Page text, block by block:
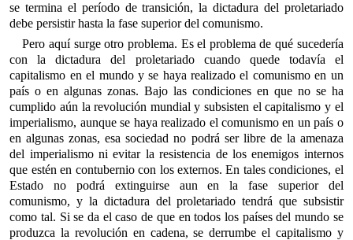
se termina el período de transición, la dictadura del proletariado
debe persistir hasta la fase superior del comunismo.
Pero aquí surge otro problema. Es el problema de qué sucedería
con la dictadura del proletariado cuando quede todavía el
capitalismo en el mundo y se haya realizado el comunismo en un
país o en algunas zonas. Bajo las condiciones en que no se ha
cumplido aún la revolución mundial y subsisten el capitalismo y el
imperialismo, aunque se haya realizado el comunismo en un país o
en algunas zonas, esa sociedad no podrá ser libre de la amenaza
del imperialismo ni evitar la resistencia de los enemigos internos
que estén en contubernio con los externos. En tales condiciones, el
Estado no podrá extinguirse aun en la fase superior del
comunismo, y la dictadura del proletariado tendrá que subsistir
como tal. Si se da el caso de que en todos los países del mundo se
produzca la revolución en cadena, se derrumbe el capitalismo y